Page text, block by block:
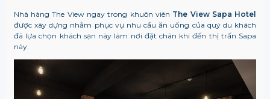
Nhà hàng The View ngay trong khuôn viên The View Sapa Hotel
được xây dựng nhằm phục vụ nhu cầu ăn uống của quý du khách
đã lựa chọn khách sạn này làm nơi đặt chân khi đến thị trấn Sapa
này.